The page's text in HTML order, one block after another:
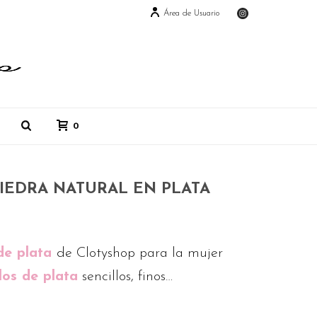
Área de Usuario
0
NATURAL EN PLATA
plata de Clotyshop para la mujer
de plata sencillos, finos…